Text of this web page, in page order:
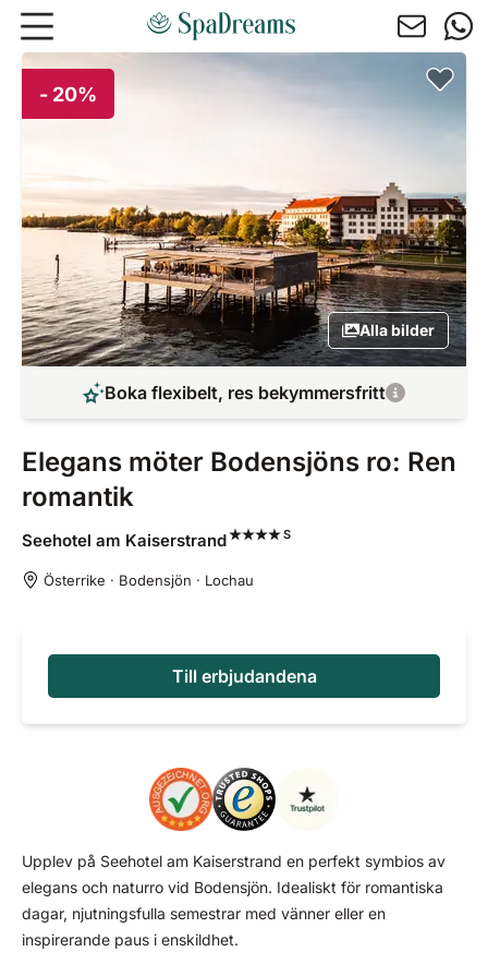
Hoppa till huvudinnehåll
- 20%
Alla bilder
Boka flexibelt, res bekymmersfritt
Elegans möter Bodensjöns ro: Ren
romantik
Seehotel am Kaiserstrand S
Österrike · Bodensjön · Lochau
Till erbjudandena
Upplev på Seehotel am Kaiserstrand en perfekt symbios av
elegans och naturro vid Bodensjön. Idealiskt för romantiska
dagar, njutningsfulla semestrar med vänner eller en
inspirerande paus i enskildhet.